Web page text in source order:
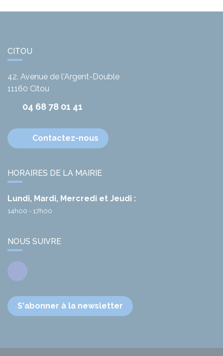
CITOU
42, Avenue de l'Argent-Double
11160 Citou
04 68 78 01 41
Contactez-nous
HORAIRES DE LA MAIRIE
Lundi, Mardi, Mercredi et Jeudi :
14h00 - 17h00
NOUS SUIVRE
Facebook
S'abonner à la newsletter